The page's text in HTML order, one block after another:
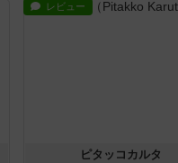
レビュー
ピタッコカルタ